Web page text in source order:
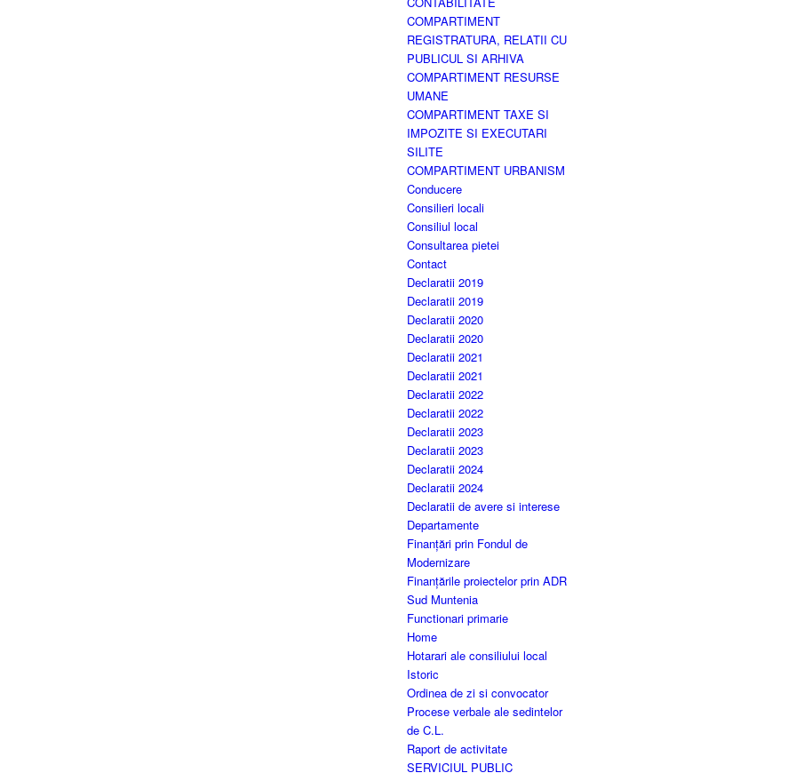
COMPARTIMENT
REGISTRATURA, RELATII CU
PUBLICUL SI ARHIVA
COMPARTIMENT RESURSE
UMANE
COMPARTIMENT TAXE SI
IMPOZITE SI EXECUTARI
SILITE
COMPARTIMENT URBANISM
Conducere
Consilieri locali
Consiliul local
Consultarea pietei
Contact
Declaratii 2019
Declaratii 2019
Declaratii 2020
Declaratii 2020
Declaratii 2021
Declaratii 2021
Declaratii 2022
Declaratii 2022
Declaratii 2023
Declaratii 2023
Declaratii 2024
Declaratii 2024
Declaratii de avere si interese
Departamente
Finanțări prin Fondul de
Modernizare
Finanțările proiectelor prin ADR
Sud Muntenia
Functionari primarie
Home
Hotarari ale consiliului local
Istoric
Ordinea de zi si convocator
Procese verbale ale sedintelor
de C.L.
Raport de activitate
SERVICIUL PUBLIC